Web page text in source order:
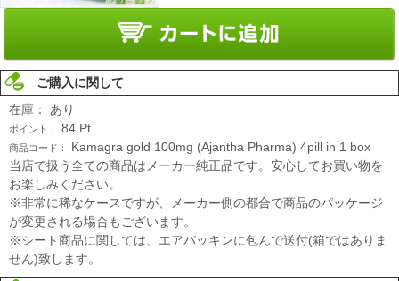
ご購入に関して
在庫： あり
ポイント： 84 Pt
商品コード：
Kamagra gold 100mg (Ajantha Pharma) 4pill in 1 box
当店で扱う全ての商品はメーカー純正品です。安心してお買い物を
お楽しみください。
※非常に稀なケースですが、メーカー側の都合で商品のパッケージ
が変更される場合もございます。
※シート商品に関しては、エアパッキンに包んで送付(箱ではありま
せん)致します。